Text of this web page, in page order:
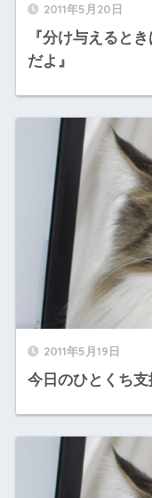
2011年5月20日
『分け与えると
だよ』
2011年5月19日
今日のひとくち支